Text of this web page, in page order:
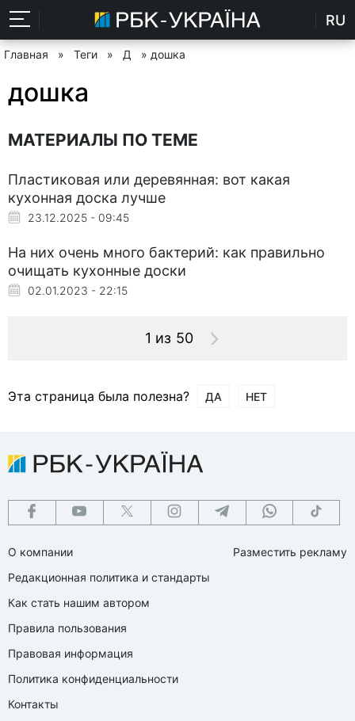
RU
Главная » Теги » Д » дошка
дошка
МАТЕРИАЛЫ ПО ТЕМЕ
Пластиковая или деревянная: вот какая
кухонная доска лучше
23.12.2025 - 09:45
На них очень много бактерий: как правильно
очищать кухонные доски
02.01.2023 - 22:15
1 из 50
Эта страница была полезна? ДА НЕТ
О компании
Редакционная политика и стандарты
Как стать нашим автором
Правила пользования
Правовая информация
Политика конфиденциальности
Контакты
Разместить рекламу